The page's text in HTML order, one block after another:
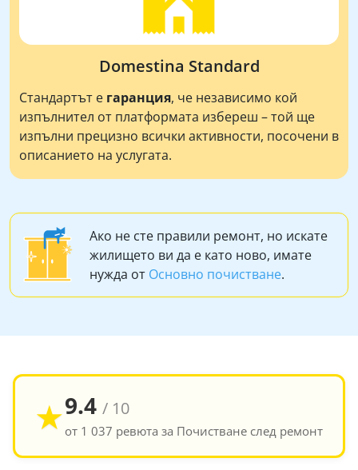
Domestina Standard
Стандартът е гаранция, че независимо кой
изпълнител от платформата избереш – той ще
изпълни прецизно всички активности, посочени в
описанието на услугата.
Ако не сте правили ремонт, но искате
жилището ви да е като ново, имате
нужда от Основно почистване.
★9.4 / 10
от 1 037 ревюта за Почистване след ремонт